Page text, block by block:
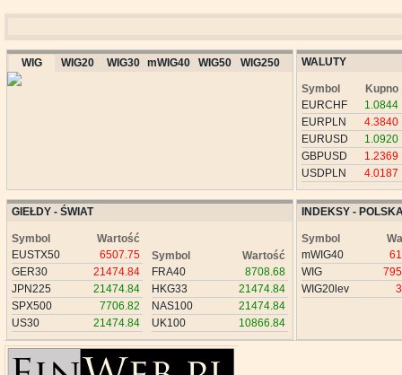
WIG WIG20 WIG30 mWIG40 WIG50 WIG250 WALUTY
Symbol
Kupno
EURCHF
1.0844
EURPLN
4.3840
EURUSD
1.0920
GBPUSD
1.2369
USDPLN
4.0187
GIEŁDY - ŚWIAT
Symbol
Wartość
EUSTX50
6507.75
GER30
21474.84
JPN225
21474.84
SPX500
7706.82
US30
21474.84
Symbol
Wartość
FRA40
8708.68
HKG33
21474.84
NAS100
21474.84
UK100
10866.84
INDEKSY -
Symbol
mWIG40
WIG
WIG20lev